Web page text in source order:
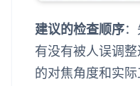
建议的检查顺序
有没有被人误调
的对焦角度和实